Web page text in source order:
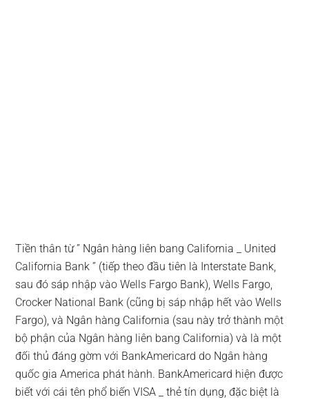
Tiền thân từ ” Ngân hàng liên bang California _ United
California Bank ” (tiếp theo đầu tiên là Interstate Bank,
sau đó sáp nhập vào Wells Fargo Bank), Wells Fargo,
Crocker National Bank (cũng bị sáp nhập hết vào Wells
Fargo), và Ngân hàng California (sau này trở thành một
bộ phận của Ngân hàng liên bang California) và là một
đối thủ đáng gờm với BankAmericard do Ngân hàng
quốc gia America phát hành. BankAmericard hiện được
biết với cái tên phổ biến VISA _ thẻ tín dụng, đặc biệt là